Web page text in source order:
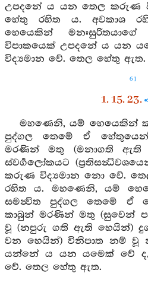
උපදනේ ය යන තෙල කරුණ
හේතු රහිත ය. අවකාශ
හෙයෙකින්
විපාකයෙක් උපදනේ ය යන
විද්‍යමාන වේ. තෙල හේතු ඇත.
61
1. 15. 23.
මහණෙනි, යම් හෙයෙකින්
පුද්ගල තෙමේ ඒ
මරණින් මතු (මනාගති
ස්වර්‍ගලෝකයට
කරුණ විද්‍යමාන නො වේ.
රහිත ය. මහණෙනි, යම්
සමන්‍විත පුද්ගල තෙමේ ඒ
කාබුන් මරණින් මතු (සුවෙන්
වූ (නපුරු ගති ඇති හෙයින්)
වන හෙයින්) විනිපාත නම් වූ
යන්නේ ය යන යමෙක් වේ
වේ. තෙල හේතු ඇත.